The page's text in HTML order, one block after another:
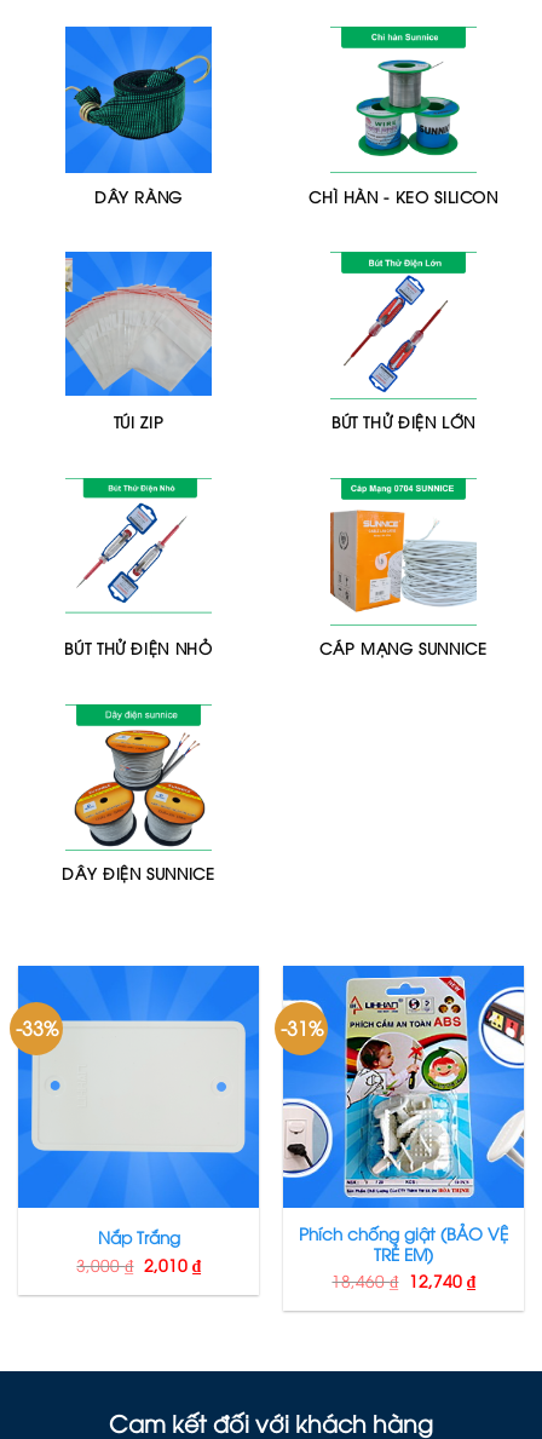
DÂY RÀNG CHÌ HÀN - KEO SILICON
TÚI ZIP BÚT THỬ ĐIỆN LỚN
BÚT THỬ ĐIỆN NHỎ CÁP MẠNG SUNNICE
DÂY ĐIỆN SUNNICE
-33%
Nắp Trắng
3,000₫ 2,010 ₫
-31%
Phích chống giật (BẢO VỆ
TRẺ EM)
18,460₫ 12,740 ₫
Cam kết đối với khách hàng